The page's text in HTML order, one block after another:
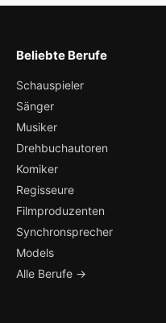
Beliebte Berufe
Schauspieler
Sänger
Musiker
Drehbuchautoren
Komiker
Regisseure
Filmproduzenten
Synchronsprecher
Models
Alle Berufe →